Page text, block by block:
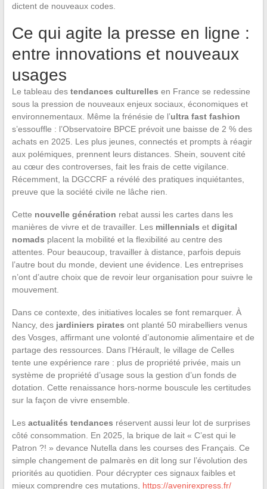
dictent de nouveaux codes.
Ce qui agite la presse en ligne :
entre innovations et nouveaux
usages
Le tableau des tendances culturelles en France se redessine
sous la pression de nouveaux enjeux sociaux, économiques et
environnementaux. Même la frénésie de l’ultra fast fashion
s’essouffle : l’Observatoire BPCE prévoit une baisse de 2 % des
achats en 2025. Les plus jeunes, connectés et prompts à réagir
aux polémiques, prennent leurs distances. Shein, souvent cité
au cœur des controverses, fait les frais de cette vigilance.
Récemment, la DGCCRF a révélé des pratiques inquiétantes,
preuve que la société civile ne lâche rien.
Cette nouvelle génération rebat aussi les cartes dans les
manières de vivre et de travailler. Les millennials et digital
nomads placent la mobilité et la flexibilité au centre des
attentes. Pour beaucoup, travailler à distance, parfois depuis
l’autre bout du monde, devient une évidence. Les entreprises
n’ont d’autre choix que de revoir leur organisation pour suivre le
mouvement.
Dans ce contexte, des initiatives locales se font remarquer. À
Nancy, des jardiniers pirates ont planté 50 mirabelliers venus
des Vosges, affirmant une volonté d’autonomie alimentaire et de
partage des ressources. Dans l’Hérault, le village de Celles
tente une expérience rare : plus de propriété privée, mais un
système de propriété d’usage sous la gestion d’un fonds de
dotation. Cette renaissance hors-norme bouscule les certitudes
sur la façon de vivre ensemble.
Les actualités tendances réservent aussi leur lot de surprises
côté consommation. En 2025, la brique de lait « C’est qui le
Patron ?! » devance Nutella dans les courses des Français. Ce
simple changement de palmarès en dit long sur l’évolution des
priorités au quotidien. Pour décrypter ces signaux faibles et
mieux comprendre ces mutations, https://avenirexpress.fr/